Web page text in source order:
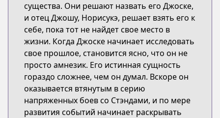
существа. Они решают назвать его Джоске,
и отец Джошу, Норисукэ, решает взять его к
себе, пока тот не найдет свое место в
жизни. Когда Джоске начинает исследовать
свое прошлое, становится ясно, что он не
просто амнезик. Его истинная сущность
гораздо сложнее, чем он думал. Вскоре он
оказывается втянутым в серию
напряженных боев со Стэндами, и по мере
развития событий начинает раскрывать